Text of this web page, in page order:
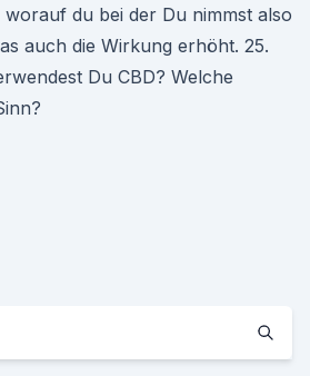
du bei der Du nimmst also
auch die Wirkung erhöht. 25.
Du CBD? Welche